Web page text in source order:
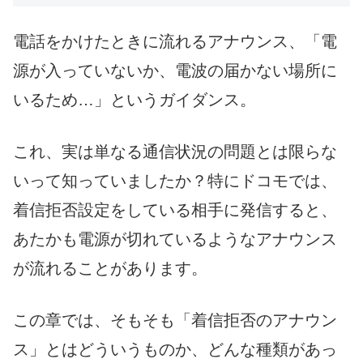
電話をかけたときに流れるアナウンス、「電
源が入っていないか、電波の届かない場所に
いるため…」というガイダンス。
これ、実は単なる通信状況の問題とは限らな
いって知っていましたか？特にドコモでは、
着信拒否設定をしている相手に発信すると、
あたかも電源が切れているようなアナウンス
が流れることがあります。
この章では、そもそも「着信拒否のアナウン
ス」とはどういうものか、どんな種類があっ